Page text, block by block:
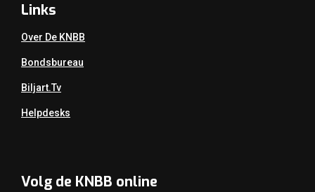
Links
Over De KNBB
Bondsbureau
Biljart.tv
Helpdesks
Volg de KNBB online